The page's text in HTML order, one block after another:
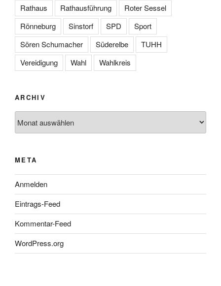
Rathaus
Rathausführung
Roter Sessel
Rönneburg
Sinstorf SPD
Sport
Sören Schumacher
Süderelbe
TUHH
Vereidigung
Wahl Wahlkreis
ARCHIV
META
Anmelden
Eintrags-Feed
Kommentar-Feed
WordPress.org